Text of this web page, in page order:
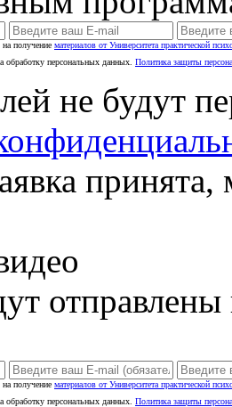
получение материалов от Университета практической
обработку персональных данных. Политика защиты
не будут
получение материалов от Университета практической
обработку персональных данных. Политика защиты